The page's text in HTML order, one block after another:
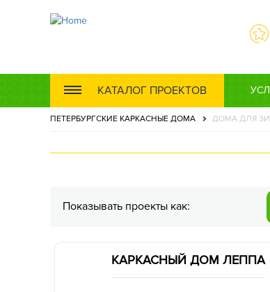
КАТАЛОГ ПРОЕКТОВ
ПЕТЕРБУРГСКИЕ КАРКАСНЫЕ ДОМА ДОМА ДЛЯ
Показывать проекты как:
КАРКАСНЫЙ ДОМ ЛЕППА